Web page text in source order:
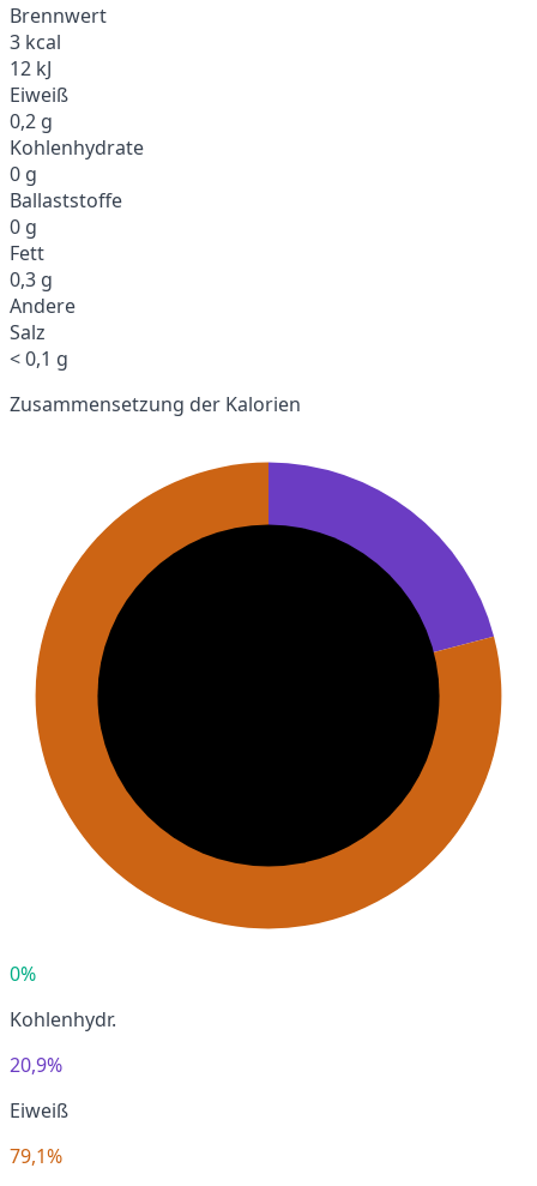
Brennwert
3 kcal
12 kJ
Eiweiß
0,2 g
Kohlenhydrate
0 g
Ballaststoffe
0 g
Fett
0,3 g
Andere
Salz
< 0,1 g
Zusammensetzung der Kalorien
0%
Kohlenhydr.
20,9%
Eiweiß
79,1%